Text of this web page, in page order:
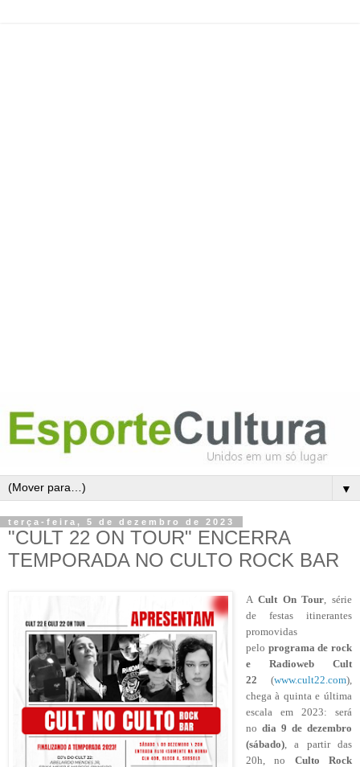
▼
terça-feira, 5 de dezembro de 2023
"CULT 22 ON TOUR" ENCERRA
TEMPORADA NO CULTO ROCK BAR
ACult On Tour ,série
de festas itinerantes
promovidas
pelo programa de rock
e Radioweb Cult
22 (www.cult22.com),
chega à quinta e última
escala em 2023: será
no dia 9 de dezembro
(sábado), a partir das
20h, no Culto Rock